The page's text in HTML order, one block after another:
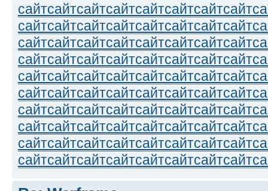
сайтсайтсайтсайтсайтсайтсайтсайт
сайтсайтсайтсайтсайтсайтсайтсайт
сайтсайтсайтсайтсайтсайтсайтсайт
сайтсайтсайтсайтсайтсайтсайтсайт
сайтсайтсайтсайтсайтсайтсайтсайт
сайтсайтсайтсайтсайтсайтсайтсайт
сайтсайтсайтсайтсайтсайтсайтсайт
сайтсайтсайтсайтсайтсайтсайтсайт
сайтсайтсайтсайтсайтсайтсайтсайт
сайтсайтсайтсайтсайтсайтсайтсайт